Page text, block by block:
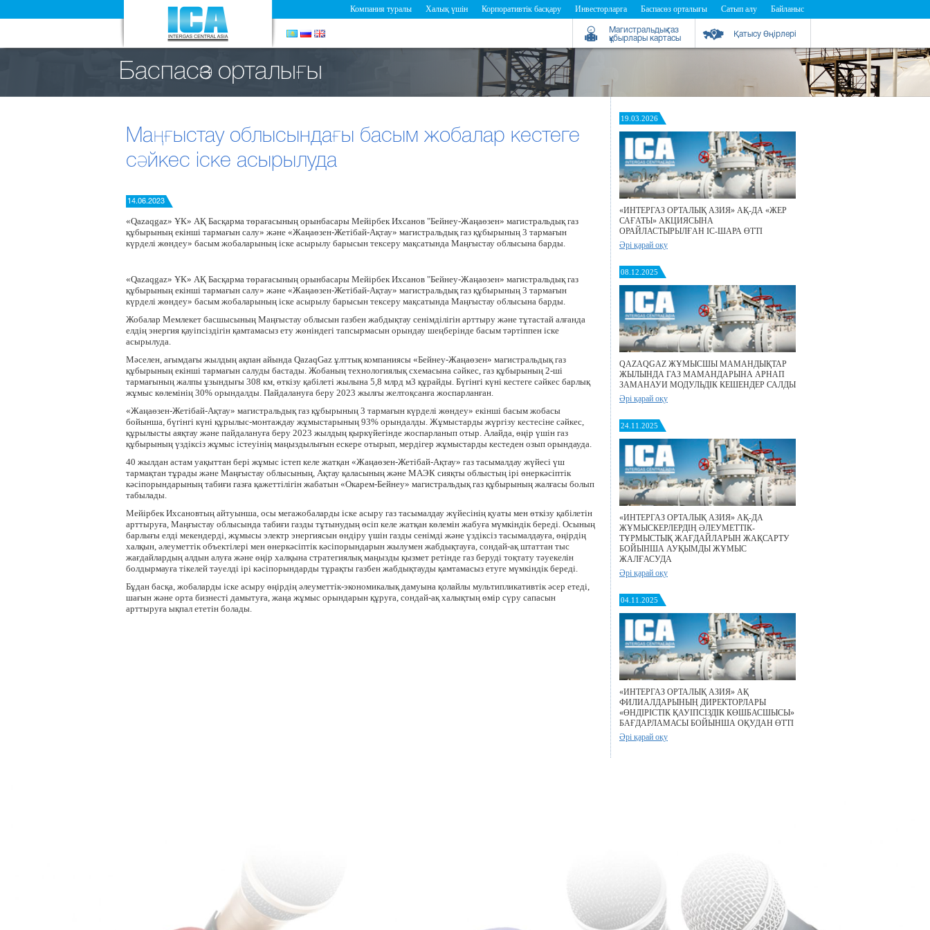
Компания туралы Халық үшін Корпоративтік басқару Инвесторларга Баспасөз орталығы Сатып алу Байланыс
Магистральдық газ
құбырлары картасы
Қатысу Өңірлері
Баспасөз орталығы
Маңғыстау облысындағы басым жобалар кестеге
сәйкес іске асырылуда
14.06.2023
«Qazaqgaz» ҰК» АҚ Басқарма төрағасының орынбасары Мейірбек Ихсанов "Бейнеу-Жаңаөзен» магистральдық газ
құбырының екінші тармағын салу» және «Жаңаөзен-Жетібай-Ақтау» магистральдық газ құбырының 3 тармағын
күрделі жөндеу» басым жобаларының іске асырылу барысын тексеру мақсатында Маңғыстау облысына барды.
«Qazaqgaz» ҰК» АҚ Басқарма төрағасының орынбасары Мейірбек Ихсанов "Бейнеу-Жаңаөзен» магистральдық газ
құбырының екінші тармағын салу» және «Жаңаөзен-Жетібай-Ақтау» магистральдық газ құбырының 3 тармағын
күрделі жөндеу» басым жобаларының іске асырылу барысын тексеру мақсатында Маңғыстау облысына барды.
Жобалар Мемлекет басшысының Маңғыстау облысын газбен жабдықтау сенімділігін арттыру және тұтастай алғанда
елдің энергия қауіпсіздігін қамтамасыз ету жөніндегі тапсырмасын орындау шеңберінде басым тәртіппен іске
асырылуда.
Мәселен, ағымдағы жылдың ақпан айында QazaqGaz ұлттық компаниясы «Бейнеу-Жаңаөзен» магистральдық газ
құбырының екінші тармағын салуды бастады. Жобаның технологиялық схемасына сәйкес, газ құбырының 2-ші
тармағының жалпы ұзындығы 308 км, өткізу қабілеті жылына 5,8 млрд м3 құрайды. Бүгінгі күні кестеге сәйкес барлық
жұмыс көлемінің 30% орындалды. Пайдалануға беру 2023 жылғы желтоқсанға жоспарланған.
«Жаңаөзен-Жетібай-Ақтау» магистральдық газ құбырының 3 тармағын күрделі жөндеу» екінші басым жобасы
бойынша, бүгінгі күні құрылыс-монтаждау жұмыстарының 93% орындалды. Жұмыстарды жүргізу кестесіне сәйкес,
құрылысты аяқтау және пайдалануға беру 2023 жылдың қыркүйегінде жоспарланып отыр. Алайда, өңір үшін газ
құбырының үздіксіз жұмыс істеуінің маңыздылығын ескере отырып, мердігер жұмыстарды кестеден озып орындауда.
40 жылдан астам уақыттан бері жұмыс істеп келе жатқан «Жаңаөзен-Жетібай-Ақтау» газ тасымалдау жүйесі үш
тармақтан тұрады және Маңғыстау облысының, Ақтау қаласының және МАЭК сияқты облыстың ірі өнеркәсіптік
кәсіпорындарының табиғи газға қажеттілігін жабатын «Окарем-Бейнеу» магистральдық газ құбырының жалғасы болып
табылады.
Мейірбек Ихсановтың айтуынша, осы мегажобаларды іске асыру газ тасымалдау жүйесінің қуаты мен өткізу қабілетін
арттыруға, Маңғыстау облысында табиғи газды тұтынудың өсіп келе жатқан көлемін жабуға мүмкіндік береді. Осының
барлығы елді мекендерді, жұмысы электр энергиясын өндіру үшін газды сенімді және үздіксіз тасымалдауға, өңірдің
халқын, әлеуметтік объектілері мен өнеркәсіптік кәсіпорындарын жылумен жабдықтауға, сондай-ақ штаттан тыс
жағдайлардың алдын алуға және өңір халқына стратегиялық маңызды қызмет ретінде газ беруді тоқтату тәуекелін
болдырмауға тікелей тәуелді ірі кәсіпорындарды тұрақты газбен жабдықтауды қамтамасыз етуге мүмкіндік береді.
Бұдан басқа, жобаларды іске асыру өңірдің әлеуметтік-экономикалық дамуына қолайлы мультипликативтік әсер етеді,
шағын және орта бизнесті дамытуға, жаңа жұмыс орындарын құруға, сондай-ақ халықтың өмір сүру сапасын
арттыруға ықпал ететін болады.
19.03.2026
«ИНТЕРГАЗ ОРТАЛЫҚ АЗИЯ» АҚ-ДА «ЖЕР
САҒАТЫ» АКЦИЯСЫНА
ОРАЙЛАСТЫРЫЛҒАН ІС-ШАРА ӨТТІ
Әрі қарай оқу
08.12.2025
QAZAQGAZ ЖҰМЫСШЫ МАМАНДЫҚТАР
ЖЫЛЫНДА ГАЗ МАМАНДАРЫНА АРНАП
ЗАМАНАУИ МОДУЛЬДІК КЕШЕНДЕР САЛДЫ
Әрі қарай оқу
24.11.2025
«ИНТЕРГАЗ ОРТАЛЫҚ АЗИЯ» АҚ-ДА
ЖҰМЫСКЕРЛЕРДІҢ ӘЛЕУМЕТТІК-
ТҰРМЫСТЫҚ ЖАҒДАЙЛАРЫН ЖАҚСАРТУ
БОЙЫНША АУҚЫМДЫ ЖҰМЫС
ЖАЛҒАСУДА
Әрі қарай оқу
04.11.2025
«ИНТЕРГАЗ ОРТАЛЫҚ АЗИЯ» АҚ
ФИЛИАЛДАРЫНЫҢ ДИРЕКТОРЛАРЫ
«ӨНДІРІСТІК ҚАУІПСІЗДІК КӨШБАСШЫСЫ»
БАҒДАРЛАМАСЫ БОЙЫНША ОҚУДАН ӨТТІ
Әрі қарай оқу